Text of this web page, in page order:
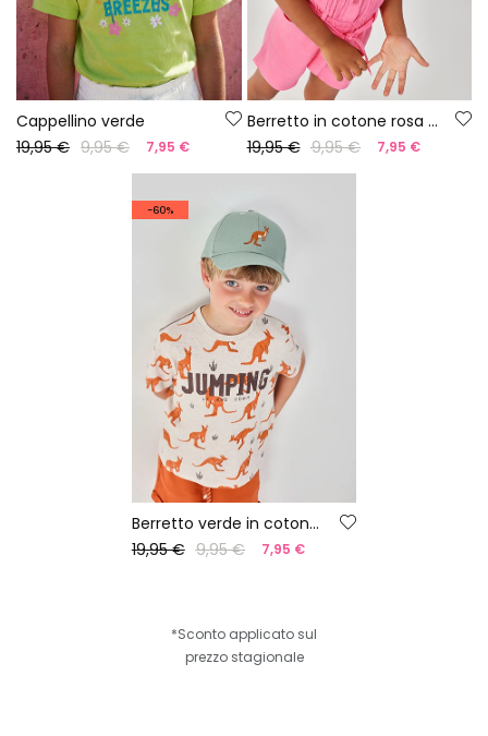
Cappellino verde
19,95 € 9,95 € 7,95 €
Berretto in cotone rosa palme
19,95 € 9,95 € 7,95 €
-60%
Berretto verde in cotone con tasca canguro
19,95 € 9,95 € 7,95 €
*Sconto applicato sul
prezzo stagionale